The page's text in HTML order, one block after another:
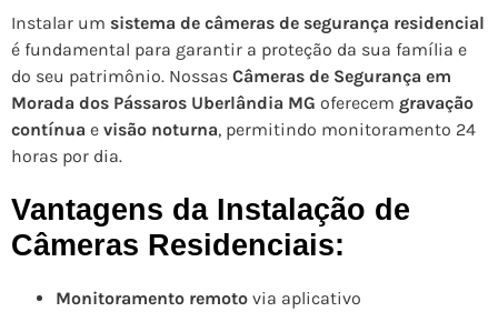
Instalar um sistema de câmeras de segurança residencial
é fundamental para garantir a proteção da sua família e
do seu patrimônio. Nossas Câmeras de Segurança em
Morada dos Pássaros Uberlândia MG oferecem gravação
contínua e visão noturna, permitindo monitoramento 24
horas por dia.
Vantagens da Instalação de
Câmeras Residenciais:
Monitoramento remoto via aplicativo